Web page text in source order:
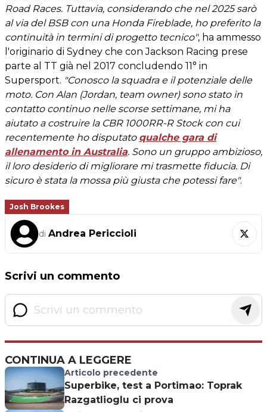
Road Races. Tuttavia, considerando che nel 2025 sarò
al via del BSB con una Honda Fireblade, ho preferito la
continuità in termini di progetto tecnico", ha ammesso
l'originario di Sydney che con Jackson Racing prese
parte al TT già nel 2017 concludendo 11° in
Supersport. "Conosco la squadra e il potenziale delle
moto. Con Alan (Jordan, team owner) sono stato in
contatto continuo nelle scorse settimane, mi ha
aiutato a costruire la CBR 1000RR-R Stock con cui
recentemente ho disputato qualche gara di
allenamento in Australia. Sono un gruppo ambizioso,
il loro desiderio di migliorare mi trasmette fiducia. Di
sicuro è stata la mossa più giusta che potessi fare".
Josh Brookes
di Andrea Periccioli
Scrivi un commento
CONTINUA A LEGGERE
Articolo precedente
Superbike, test a Portimao: Toprak
Razgatlioglu ci prova